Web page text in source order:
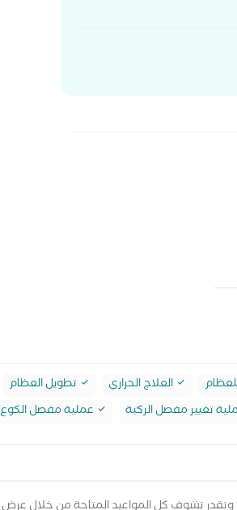
العلاج الحراري تطويل العظام
تغيير مفصل الركبة عملية مفصل الكوع